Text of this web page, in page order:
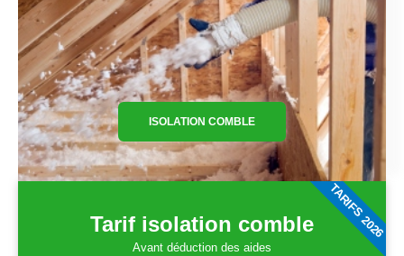
ISOLATION COMBLE
Tarif isolation comble
Avant déduction des aides
TARIFS 2026